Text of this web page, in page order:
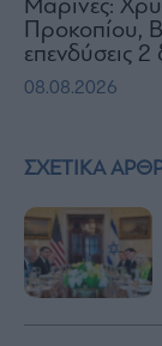
ΣΧΕΤΙΚΑ
Μαρίνες:
Προκοπίου,
επενδύσεις 2
08.08.2026